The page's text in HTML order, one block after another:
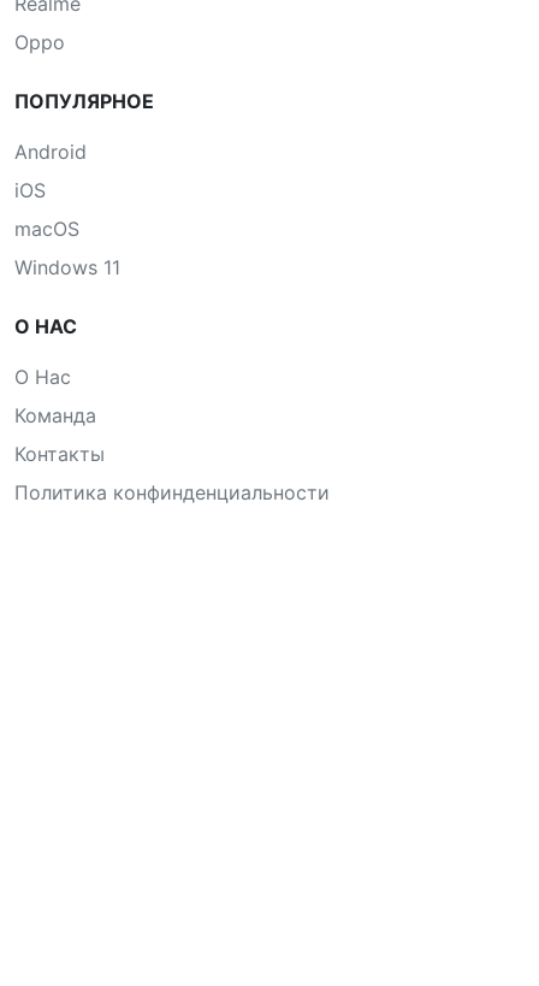
Oppo
ПОПУЛЯРНОЕ
Android
iOS
macOS
Windows 11
О НАС
О Нас
Команда
Контакты
Политика конфинденциальности